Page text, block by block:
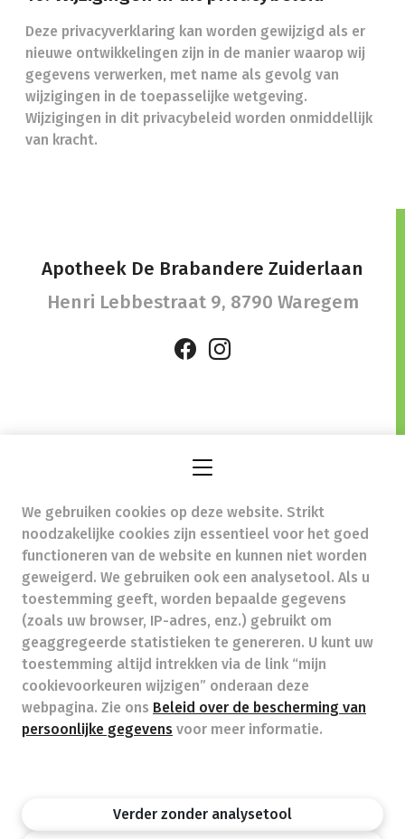
Deze privacyverklaring kan worden gewijzigd als er
nieuwe ontwikkelingen zijn in de manier waarop wij
gegevens verwerken, met name als gevolg van
wijzigingen in de toepasselijke wetgeving.
Wijzigingen in dit privacybeleid worden onmiddellijk
van kracht.
Apotheek De Brabandere Zuiderlaan
Henri Lebbestraat 9, 8790 Waregem
zuiderlaan@apotheekdebrabandere.be
Beroepstitel: Apotheker werkzaam in België
Beroepsvereniging: Algemene Pharmaceutische
Bond
autorisatienummer FAGG 344105
Valt onder toezicht van de Orde der Apothekers,
02/537.42.67, Henri Jasparlaan 94 1060 Brussel
Deontologie: Code van de farmaceutische plichtenleer
Tarieven terugbetaalde zorg
Apotheek.be Orde Der Apothekers
We gebruiken cookies op deze website. Strikt
noodzakelijke cookies zijn essentieel voor het goed
functioneren van de website en kunnen niet worden
geweigerd. We gebruiken ook een analysetool. Als u
toestemming geeft, worden bepaalde gegevens
(zoals uw browser, IP-adres, enz.) gebruikt om
geaggregeerde statistieken te genereren. U kunt uw
toestemming altijd intrekken via de link “mijn
cookievoorkeuren wijzigen” onderaan deze
webpagina. Zie ons Beleid over de bescherming van
persoonlijke gegevens voor meer informatie.
Verder zonder analysetool